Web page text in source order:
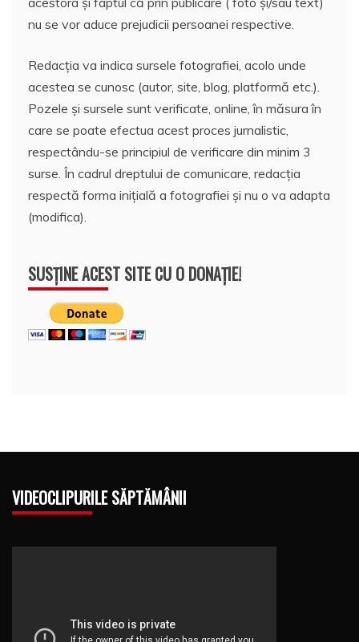
nu se vor aduce prejudicii persoanei respective.
Redacția va indica sursele fotografiei, acolo unde
acestea se cunosc (autor, site, blog, platformă etc.).
Pozele și sursele sunt verificate, online, în măsura în
care se poate efectua acest proces jurnalistic,
respectându-se principiul de verificare din minim 3
surse. În cadrul dreptului de comunicare, redacția
respectă forma inițială a fotografiei și nu o va adapta
(modifica).
SUSȚINE ACEST SITE CU O DONAȚIE!
VIDEOCLIPURILE SĂPTĂMÂNII